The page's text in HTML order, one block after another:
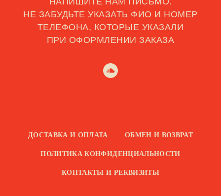
НЕ ЗАБУДЬТЕ УКАЗАТЬ ФИО И НОМЕР
ТЕЛЕФОНА, КОТОРЫЕ УКАЗАЛИ
ПРИ ОФОРМЛЕНИИ ЗАКАЗА
ДОСТАВКА И ОПЛАТА ОБМЕН И ВОЗВРАТ
ПОЛИТИКА КОНФИДЕНЦИАЛЬНОСТИ
КОНТАКТЫ И РЕКВИЗИТЫ